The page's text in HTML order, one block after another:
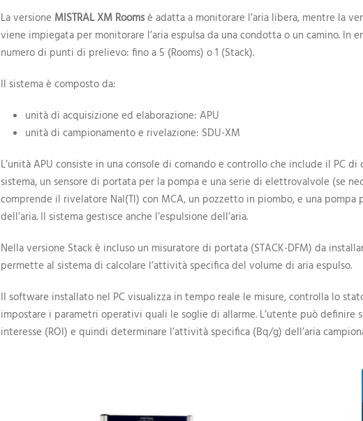
La versione MISTRAL XM Roomsè adatta a monitorare l’aria libera, mentre la
viene impiegata per monitorare l’aria espulsa da una condotta o un camino. In
numero di punti di prelievo: fino a 5 (Rooms) o 1 (Stack).
Il sistema è composto da:
unità di acquisizione ed elaborazione: APU
unità di campionamento e rivelazione: SDU-XM
L’unità APU consiste in una console di comando e controllo che include il PC
sistema, un sensore di portata per la pompa e una serie di elettrovalvole (se
comprende il rivelatore NaI(Tl) con MCA, un pozzetto in piombo, e una pompa
dell’aria. Il sistema gestisce anche l’espulsione dell’aria.
Nella versione Stack è incluso un misuratore di portata (STACK-DFM) da
permette al sistema di calcolare l’attività specifica del volume di aria espulso.
Il software installato nel PC visualizza in tempo reale le misure, controlla lo
impostare i parametri operativi quali le soglie di allarme. L’utente può definire
interesse (ROI) e quindi determinare l’attività specifica (Bq/g) dell’aria